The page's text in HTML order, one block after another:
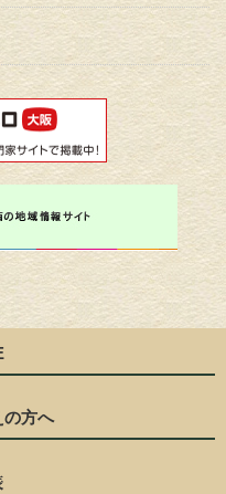
の方へ